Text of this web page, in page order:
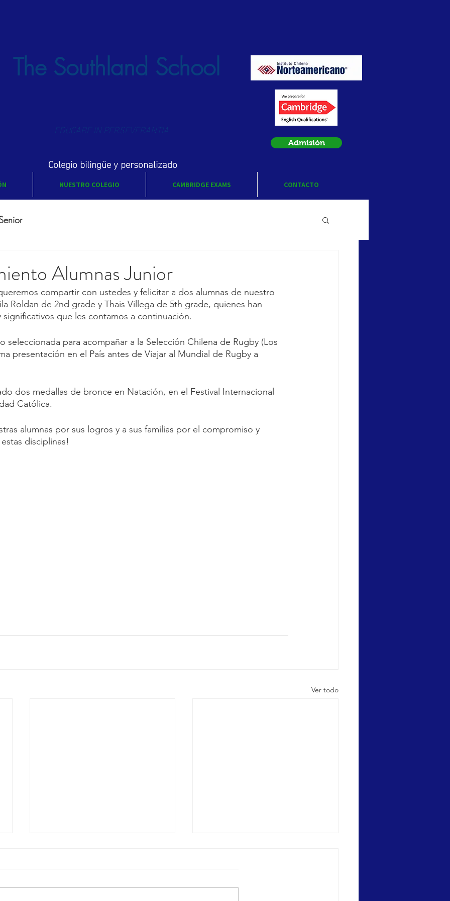
The Southland School
EDUCARE IN PERSEVERANTIA
Colegio bilingüe y personalizado
Admisión
NUESTRO COLEGIO CAMBRIDGE EXAMS CONTACTO
Alumnas Junior
compartir con ustedes y felicitar a dos alumnas de nuestro
Roldan de 2nd grade y Thais Villega de 5th grade, quienes han
que les contamos a continuación.
seleccionada para acompañar a la Selección Chilena de Rugby (Los
presentación en el País antes de Viajar al Mundial de Rugby a
dos medallas de bronce en Natación, en el Festival Internacional
Católica.
alumnas por sus logros y a sus familias por el compromiso y
disciplinas!
Ver todo